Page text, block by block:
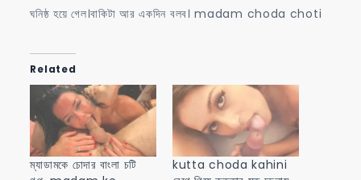
ঘনিষ্ঠ হয়ে গেল।বাকিটা আর একদিন বলব। madam choda choti
Related
ম্যাডামকে চোদার বাংলা চটি
kutta choda kahini